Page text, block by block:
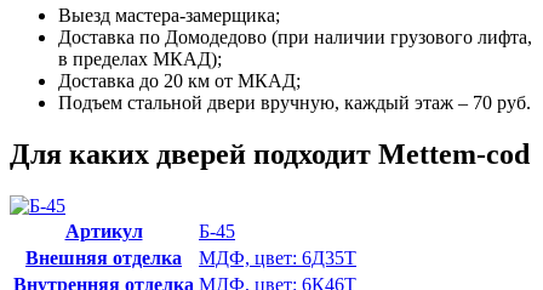
Выезд мастера-замерщика;
Доставка по Домодедово (при наличии грузового лифта,
в пределах МКАД);
Доставка до 20 км от МКАД;
Подъем стальной двери вручную, каждый этаж – 70 руб.
Для каких дверей подходит Mettem-cod
Артикул
Б-45
Внешняя отделка
МДФ, цвет: 6Д35Т
Внутренняя отделка МДФ, цвет: 6К46Т